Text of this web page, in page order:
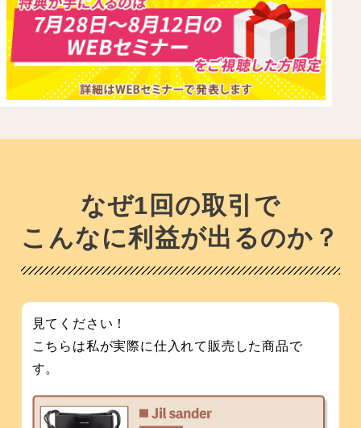
なぜ1回の取引で
こんなに利益が出るのか？
見てください！
こちらは私が実際に仕入れて販売した商品で
す。